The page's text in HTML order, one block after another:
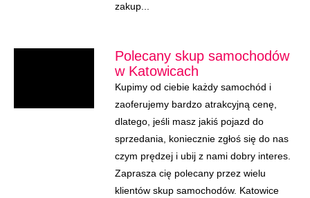
zakup...
Polecany skup samochodów
w Katowicach
Kupimy od ciebie każdy samochód i
zaoferujemy bardzo atrakcyjną cenę,
dlatego, jeśli masz jakiś pojazd do
sprzedania, koniecznie zgłoś się do nas
czym prędzej i ubij z nami dobry interes.
Zaprasza cię polecany przez wielu
klientów skup samochodów. Katowice